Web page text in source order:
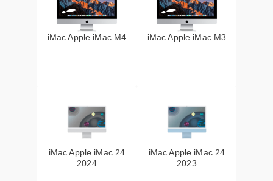
iMac Apple iMac M4 iMac Apple iMac M3
iMac Apple iMac 24
2024
iMac Apple iMac 24
2023